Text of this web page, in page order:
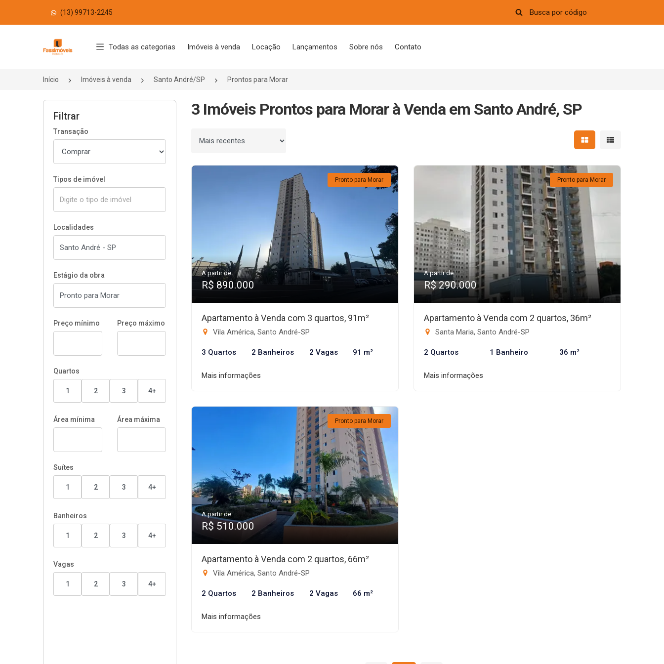
(13) 99713-2245
Página inicial
Todas as categorias Imóveis à venda Locação Lançamentos Sobre nós Contato
Início Imóveis à venda Santo André/SP Prontos para Morar
Filtrar
Transação
Tipos de imóvel
Localidades
Estágio da obra
Preço mínimo Preço máximo
Quartos
1 2 3 4+
Área mínima Área máxima
Suítes
1 2 3 4+
Banheiros
1 2 3 4+
Vagas
1 2 3 4+
3 Imóveis Prontos para Morar à Venda em Santo André, SP
Ordenar por Mostrar resultados em
Mostrar
Pronto para Morar
A partir de:
R$ 890.000
Apartamento à Venda com 3 quartos, 91m²
Vila América, Santo André-SP
3 Quartos 2 Banheiros 2 Vagas 91 m²
Mais informações
Pronto para Morar
A partir de:
R$ 290.000
Apartamento à Venda com 2 quartos, 36m²
Santa Maria, Santo André-SP
2 Quartos 1 Banheiro 36 m²
Mais informações
Pronto para Morar
A partir de:
R$ 510.000
Apartamento à Venda com 2 quartos, 66m²
Vila América, Santo André-SP
2 Quartos 2 Banheiros 2 Vagas 66 m²
Mais informações